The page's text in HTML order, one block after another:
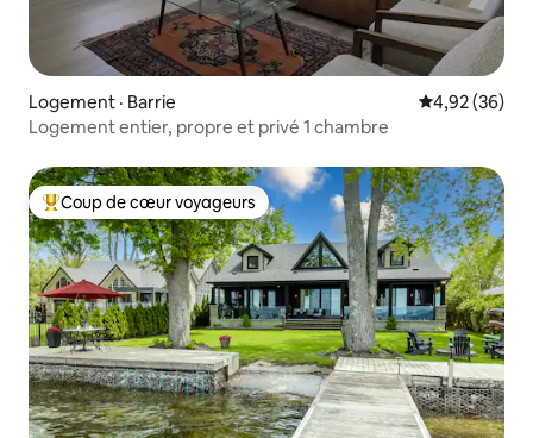
Logement · Barrie Note
4,92 (36)
Logement entier, propre et privé 1 chambre
Coup de cœur voyageurs parmi les plus aimés
Coup de cœur voyageurs